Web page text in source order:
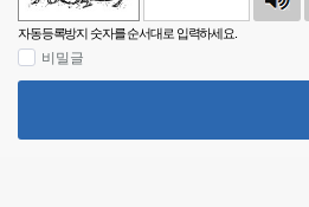
자동등록방지 숫자를 순서대로 입력하세요.
비밀글